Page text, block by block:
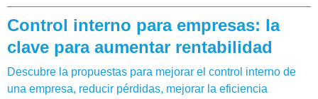
Control interno para empresas: la
clave para aumentar rentabilidad
Descubre la propuestas para mejorar el control interno de
una empresa, reducir pérdidas, mejorar la eficiencia